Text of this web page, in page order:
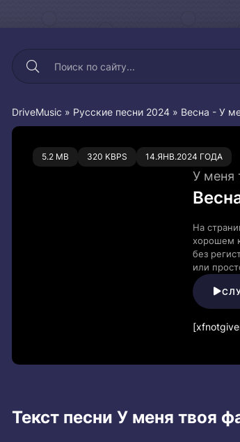
DriveMusic » Русские песни 2024 » Весна - У
5.2 MB 320 KBPS 14.ЯНВ.2024 ГОДА
0 0
У меня
На
хорошем
без
или
Текст песни У меня твоя